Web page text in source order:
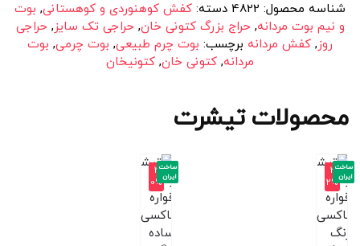
شناسه محصول: 4822 دسته: کفش کوهنوردی و کوهستانی, بوت
و نیم بوت مردانه, حراج بزرگ کتونی خان, حراجی تک سایز, حراجی
روز, کفش مردانه برچسب: بوت چرم طبیعی, بوت چرمی, بوت
مردانه, کتونی خان, کتونیخان
محصولات تیشرت
-3
2%
ساخت
ایران
-4
0%
ساخت
ایران